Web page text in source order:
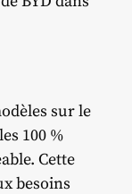
sur le
100 %
Cette
besoins